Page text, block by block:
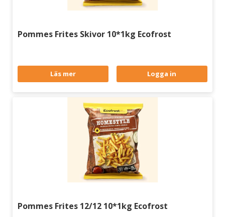
Pommes Frites Skivor 10*1kg Ecofrost
Läs mer Logga in
Pommes Frites 12/12 10*1kg Ecofrost